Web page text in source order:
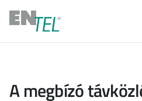
A megbízó